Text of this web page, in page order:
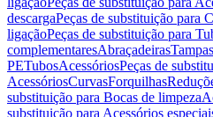
descargaPeças de substituição para
ligaçãoPeças de substituição para
complementaresAbraçadeirasTampas
PETubosAcessóriosPeças de
AcessóriosCurvasForquilhas
substituição para Bocas de limpeza
substituição para Acessórios